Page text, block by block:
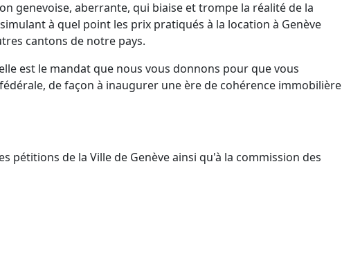
genevoise, aberrante, qui biaise et trompe la réalité de la
à quel point les prix pratiqués à la location à Genève
cantons de notre pays.
est le mandat que nous vous donnons pour que vous
de façon à inaugurer une ère de cohérence immobilière
pétitions de la Ville de Genève ainsi qu'à la commission des